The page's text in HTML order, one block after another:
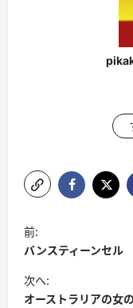
投
稿
ナ
ビ
前:
バンスティーンセル
次へ:
オーストラリアの女